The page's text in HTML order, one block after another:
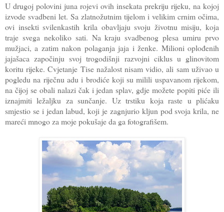
U drugoj polovini juna rojevi ovih insekata prekriju rijeku, na kojoj
izvode svadbeni let. Sa zlatnožutnim tijelom i velikim crnim očima,
ovi insekti svilenkastih krila obavljaju svoju životnu misiju, koja
traje svega nekoliko sati. Na kraju svadbenog plesa umiru prvo
mužjaci, a zatim nakon polaganja jaja i ženke. Milioni oplođenih
jajašaca započinju svoj trogodišnji razvojni ciklus u glinovitom
koritu rijeke. Cvjetanje Tise nažalost nisam vidio, ali sam uživao u
pogledu na riječnu adu i brodiće koji su milili uspavanom rijekom,
na čijoj se obali nalazi čak i jedan splav, gdje možete popiti piće ili
iznajmiti ležaljku za sunčanje. Uz trstiku koja raste u plićaku
smjestio se i jedan labud, koji je zagnjurio kljun pod svoja krila, ne
mareći mnogo za moje pokušaje da ga fotografišem.